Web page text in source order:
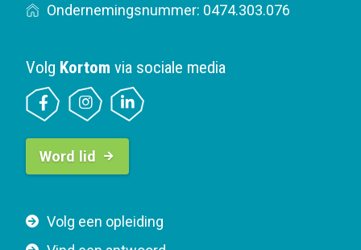
Ondernemingsnummer: 0474.303.076
F
Volg een opleiding
Volg Kortom via sociale media
B
t
o
n
Word lid